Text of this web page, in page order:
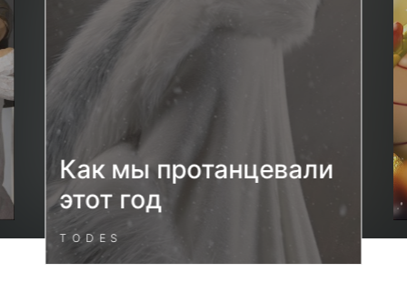
Как мы протанцевали
этот год
TODES